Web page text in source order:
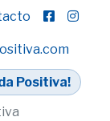
Positiva!